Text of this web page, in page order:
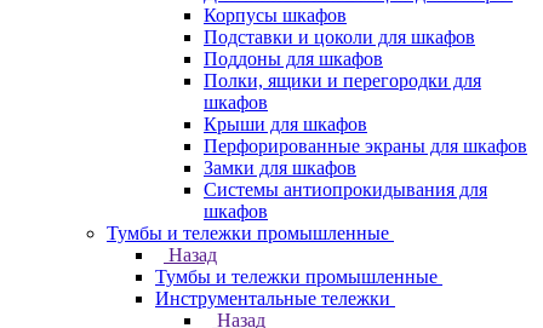
Корпусы шкафов
Подставки и цоколи для шкафов
Поддоны для шкафов
Полки, ящики и перегородки для
шкафов
Крыши для шкафов
Перфорированные экраны для шкафов
Замки для шкафов
Системы антиопрокидывания для
шкафов
Тумбы и тележки промышленные
Назад
Тумбы и тележки промышленные
Инструментальные тележки
Назад